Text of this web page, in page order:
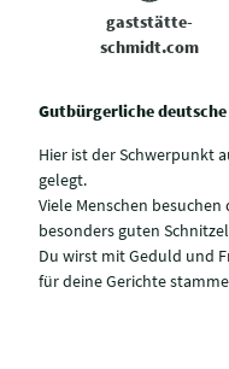
gaststätte-
schmidt.com
Gutbürgerliche
Hier ist der Schwerpunkt
gelegt.
Viele Menschen
besonders guten
Du wirst mit Geduld und
für deine Gerichte